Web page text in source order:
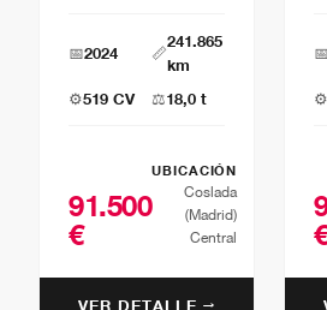
📅2024 📏
241.865
km
⚙️519 CV ⚖️18,0 t
91.500
€
UBICACIÓN
Coslada
(Madrid)
Central
VER DETALLE →
📅
⚙️